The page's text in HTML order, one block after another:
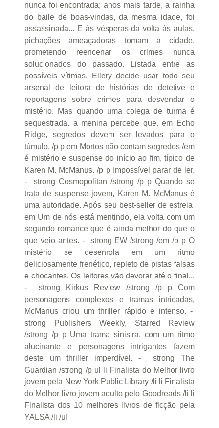
nunca foi encontrada; anos mais tarde, a rainha
do baile de boas-vindas, da mesma idade, foi
assassinada... E às vésperas da volta às aulas,
pichações ameaçadoras tomam a cidade,
prometendo reencenar os crimes nunca
solucionados do passado. Listada entre as
possíveis vítimas, Ellery decide usar todo seu
arsenal de leitora de histórias de detetive e
reportagens sobre crimes para desvendar o
mistério. Mas quando uma colega de turma é
sequestrada, a menina percebe que, em Echo
Ridge, segredos devem ser levados para o
túmulo. /p p em Mortos não contam segredos /em
é mistério e suspense do início ao fim, típico de
Karen M. McManus. /p p Impossível parar de ler.
- strong Cosmopolitan /strong /p p Quando se
trata de suspense jovem, Karen M. McManus é
uma autoridade. Após seu best-seller de estreia
em Um de nós está mentindo, ela volta com um
segundo romance que é ainda melhor do que o
que veio antes. - strong EW /strong /em /p p O
mistério se desenrola em um ritmo
deliciosamente frenético, repleto de pistas falsas
e chocantes. Os leitores vão devorar até o final...
- strong Kirkus Review /strong /p p Com
personagens complexos e tramas intricadas,
McManus criou um thriller rápido e intenso. -
strong Publishers Weekly, Starred Review
/strong /p p Uma trama sinistra, com um ritmo
alucinante e personagens intrigantes fazem
deste um thriller imperdível. - strong The
Guardian /strong /p ul li Finalista do Melhor livro
jovem pela New York Public Library /li li Finalista
do Melhor livro jovem adulto pelo Goodreads /li li
Finalista dos 10 melhores livros de ficção pela
YALSA /li /ul